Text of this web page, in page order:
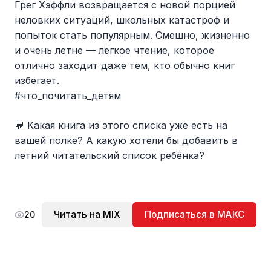
Грег Хэффли возвращается с новой порцией
неловких ситуаций, школьных катастроф и
попыток стать популярным. Смешно, жизненно
и очень летне — лёгкое чтение, которое
отлично заходит даже тем, кто обычно книг
избегает.
#что_почитать_детям
💬 Какая книга из этого списка уже есть на
вашей полке? А какую хотели бы добавить в
летний читательский список ребёнка?
20 Читать на MIX Подписаться в МАКС